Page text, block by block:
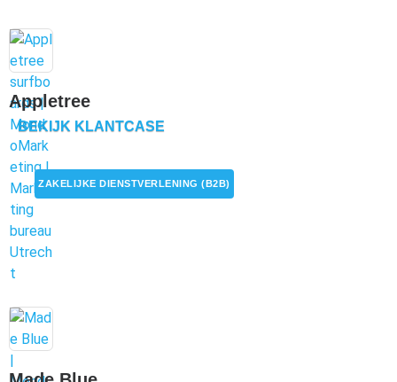
Appletree
BEKIJK KLANTCASE
ZAKELIJKE DIENSTVERLENING (B2B)